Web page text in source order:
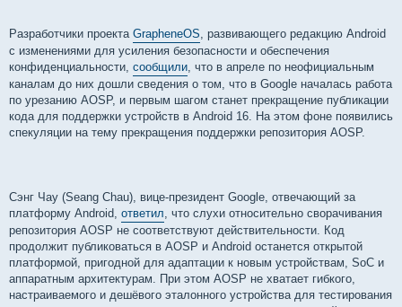
Разработчики проекта GrapheneOS, развивающего редакцию Android
с изменениями для усиления безопасности и обеспечения
конфиденциальности, сообщили, что в апреле по неофициальным
каналам до них дошли сведения о том, что в Google началась работа
по урезанию AOSP, и первым шагом станет прекращение публикации
кода для поддержки устройств в Android 16. На этом фоне появились
спекуляции на тему прекращения поддержки репозитория AOSP.
Сэнг Чау (Seang Chau), вице-президент Google, отвечающий за
платформу Android, ответил, что слухи относительно сворачивания
репозитория AOSP не соответствуют действительности. Код
продолжит публиковаться в AOSP и Android останется открытой
платформой, пригодной для адаптации к новым устройствам, SoC и
аппаратным архитектурам. При этом AOSP не хватает гибкого,
настраиваемого и дешёвого эталонного устройства для тестирования